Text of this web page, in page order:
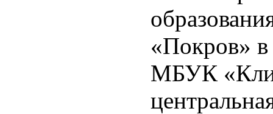
«Покров» в
МБУК